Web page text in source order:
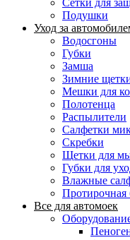
Подушки
Уход за
Водосгоны
Губки
Замша
Зимние
Мешки для
Полотенца
Распылители
Салфетки
Скребки
Щетки для
Губки для
Влажные
Протирочная
Все для автомоек